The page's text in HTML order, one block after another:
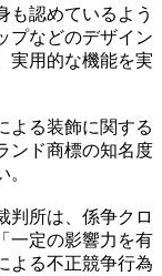
も認めているよう
プなどのデザイン
実用的な機能を実
よる装飾に関する
ンド商標の知名度
判所は、係争クロ
一定の影響力を有
よる不正競争行為